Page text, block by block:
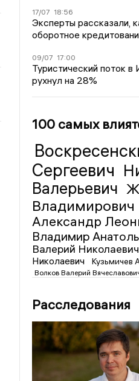
17/07 18:56
Эксперты рассказали,
оборотное
09/07 17:00
Туристический поток
рухнул на 28%
100 самых
Сергеевич
Валерьевич
Владимирович
Александр
Владимир
Валерий Николаевич
Николаевич
Кузьмичев
Волков Валерий
Расследования